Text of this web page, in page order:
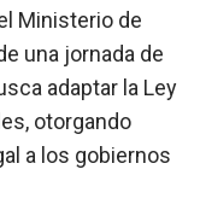
Ministerio de
una jornada de
adaptar la Ley
otorgando
a los gobiernos